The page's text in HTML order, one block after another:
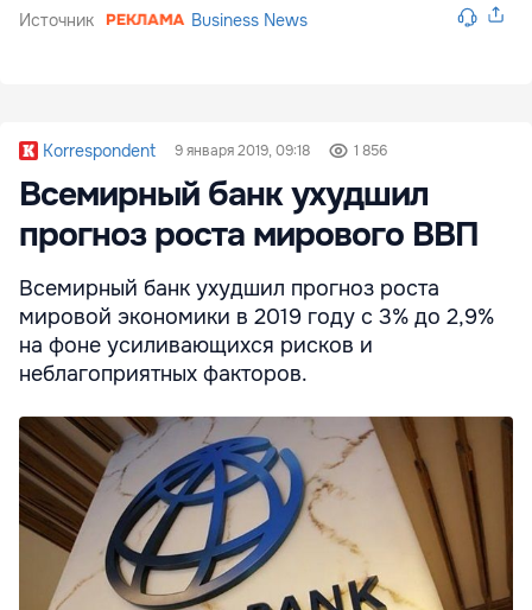
Источник Business News
Korrespondent 9 января 2019, 09:18 1 856
Всемирный банк ухудшил
прогноз роста мирового ВВП
Всемирный банк ухудшил прогноз роста
мировой экономики в 2019 году с 3% до 2,9%
на фоне усиливающихся рисков и
неблагоприятных факторов.